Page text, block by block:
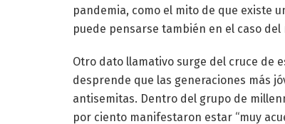
pandemia, como el mito de que existe
puede pensarse también en el caso
Otro dato llamativo surge del cruce de
desprende que las generaciones más
antisemitas. Dentro del grupo de
por ciento manifestaron estar “muy